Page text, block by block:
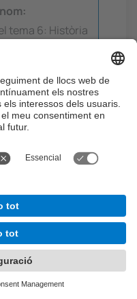
tema 6: Història
la informàtica